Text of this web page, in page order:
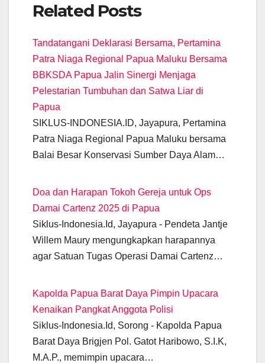
c
e
b
o
o
k
at
s
A
p
p
e
gr
a
m
ail
er e
n
g
er
e
dI Li
Related Posts
Tandatangani Deklarasi Bersama, Pertamina
Patra Niaga Regional Papua Maluku Bersama
BBKSDA Papua Jalin Sinergi Menjaga
Pelestarian Tumbuhan dan Satwa Liar di
Papua
SIKLUS-INDONESIA.ID, Jayapura, Pertamina
Patra Niaga Regional Papua Maluku bersama
Balai Besar Konservasi Sumber Daya Alam…
Doa dan Harapan Tokoh Gereja untuk Ops
Damai Cartenz 2025 di Papua
Siklus-Indonesia.Id, Jayapura - Pendeta Jantje
Willem Maury mengungkapkan harapannya
agar Satuan Tugas Operasi Damai Cartenz…
Kapolda Papua Barat Daya Pimpin Upacara
Kenaikan Pangkat Anggota Polisi
Siklus-Indonesia.Id, Sorong - Kapolda Papua
Barat Daya Brigjen Pol. Gatot Haribowo, S.I.K,
M.A.P., memimpin upacara…